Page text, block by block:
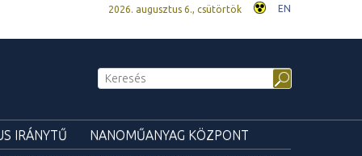
2026. augusztus 6., csütörtök EN
IRÁNYTŰ
NANOMŰANYAG KÖZPONT